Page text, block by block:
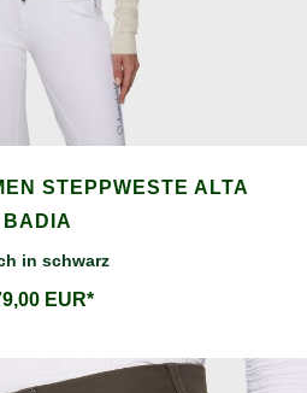
STEPPWESTE ALTA
BADIA
in schwarz
EUR*